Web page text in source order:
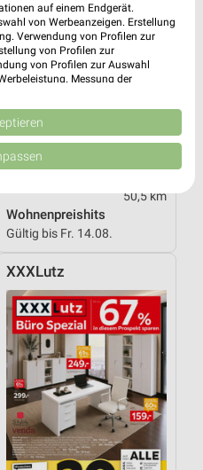
50,5 km
Wohnenpreishits
Gültig bis Fr. 14.08.
XXXLutz
auf einem Endgerät.
von Werbeanzeigen. Erstellung
Verwendung von Profilen zur
von Profilen zur
von Profilen zur Auswahl
Messung der
Quellen. Entwicklung und
reduzierter Daten zur Auswahl
Union weitergegeben und in die
Informationen
zur Auswahl von